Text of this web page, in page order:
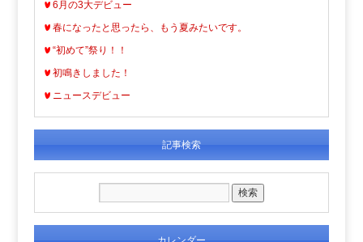
6月の3大デビュー
春になったと思ったら、もう夏みたいです。
“初めて”祭り！！
初鳴きしました！
ニュースデビュー
記事検索